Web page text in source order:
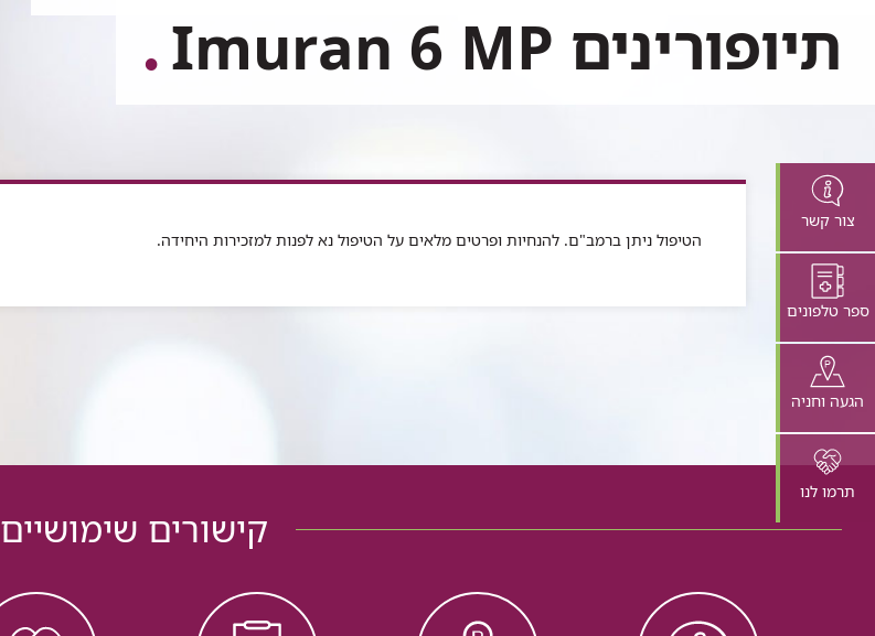
צור קשר
ספר טלפונים
הגעה וחניה
תרמו לנו
תיופורינים Imuran 6 MP
הטיפול ניתן ברמב"ם. להנחיות ופרטים מלאים על הטיפול נא לפנות למזכירות היחידה.
קישורים שימושיים